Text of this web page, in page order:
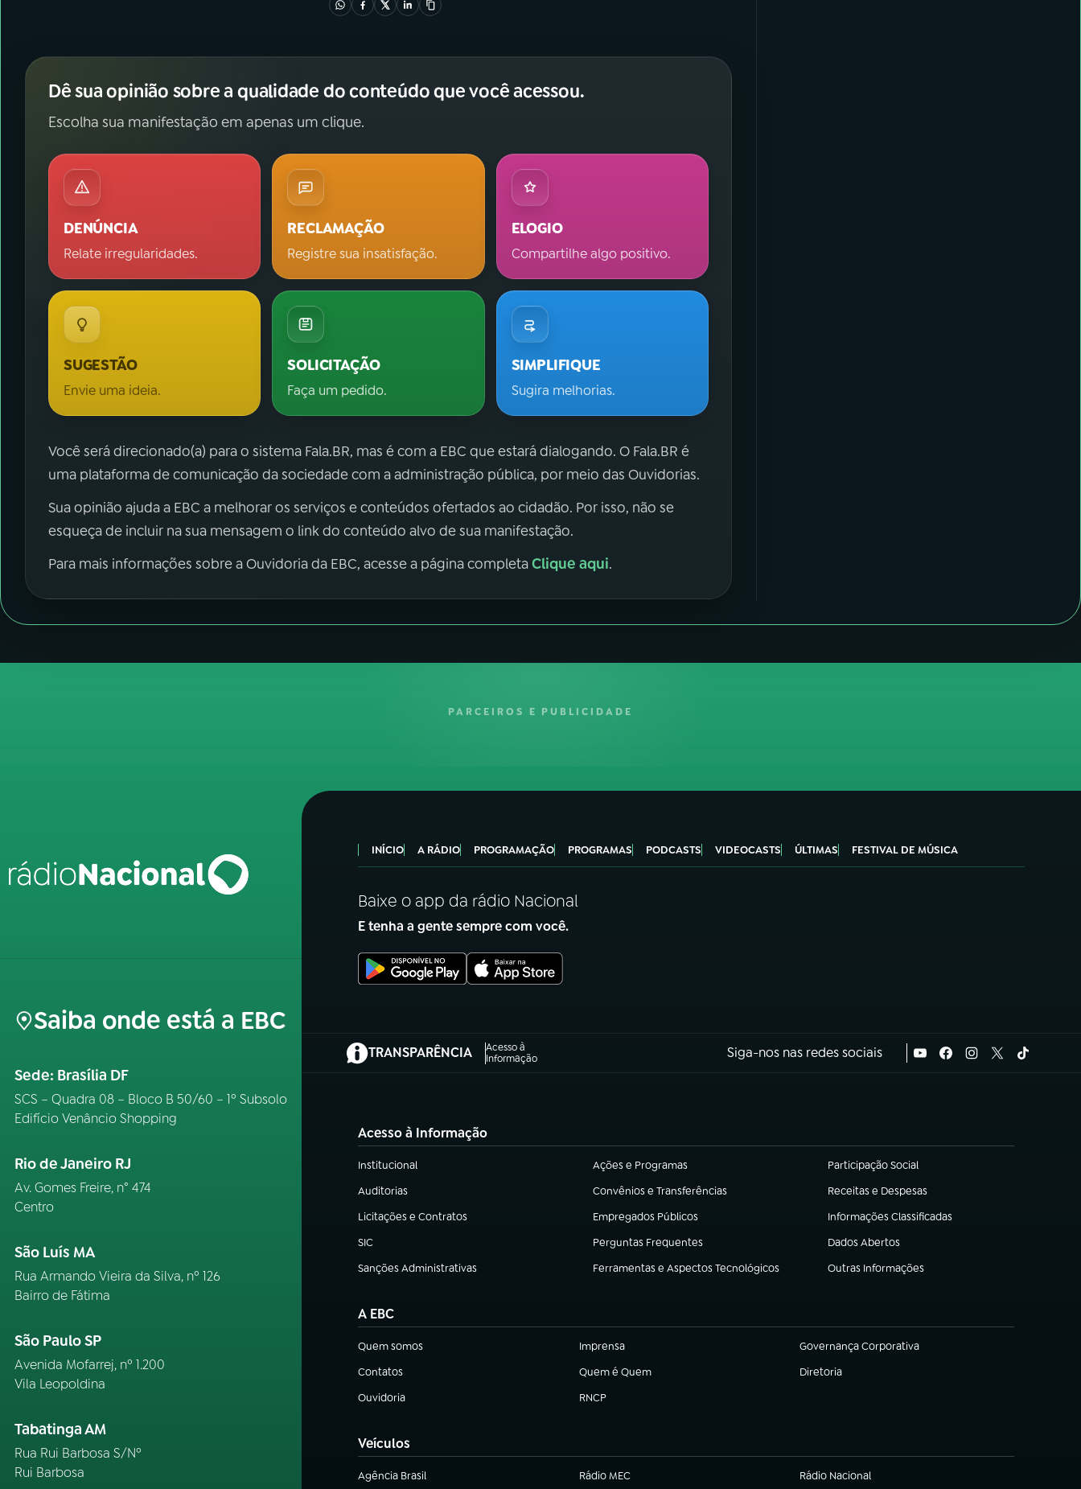
Dê sua opinião sobre a qualidade do conteúdo que você acessou.
Escolha sua manifestação em apenas um clique.
DENÚNCIA
Relate irregularidades.
RECLAMAÇÃO
Registre sua insatisfação.
ELOGIO
Compartilhe algo positivo.
SUGESTÃO
Envie uma ideia.
SOLICITAÇÃO
Faça um pedido.
SIMPLIFIQUE
Sugira melhorias.
Você será direcionado(a) para o sistema Fala.BR, mas é com a EBC que estará dialogando. O Fala.BR é
uma plataforma de comunicação da sociedade com a administração pública, por meio das Ouvidorias.
Sua opinião ajuda a EBC a melhorar os serviços e conteúdos ofertados ao cidadão. Por isso, não se
esqueça de incluir na sua mensagem o link do conteúdo alvo de sua manifestação.
Para mais informações sobre a Ouvidoria da EBC, acesse a página completaClique aqui.
PARCEIROS E PUBLICIDADE
Saiba onde está a EBC
Sede: Brasília DF
SCS – Quadra 08 – Bloco B 50/60 – 1º Subsolo
Edifício Venâncio Shopping
Rio de Janeiro RJ
Av. Gomes Freire, n° 474
Centro
São Luís MA
Rua Armando Vieira da Silva, nº 126
Bairro de Fátima
São Paulo SP
Avenida Mofarrej, nº 1.200
Vila Leopoldina
Tabatinga AM
Rua Rui Barbosa S/Nº
Rui Barbosa
INÍCIO A RÁDIO PROGRAMAÇÃO PROGRAMAS PODCASTS VIDEOCASTS ÚLTIMAS FESTIVAL DE MÚSICA
Baixe o app da rádio Nacional
E tenha a gente sempre com você.
TRANSPARÊNCIA
Acesso à
Informação
(abre em nova aba) Siga-nos nas redes sociais
Acesso à Informação
Institucional
(abre em nova aba) Ações e Programas
(abre em nova aba) Participação Social
(abre em nova aba)
Auditorias
(abre em nova aba) Convênios e Transferências
(abre em nova aba) Receitas e Despesas
(abre em nova aba)
Licitações e Contratos
(abre em nova aba) Empregados Públicos
(abre em nova aba) Informações Classificadas
(abre em nova aba)
SIC
(abre em nova aba) Perguntas Frequentes
(abre em nova aba) Dados Abertos
(abre em nova aba)
Sanções Administrativas
(abre em nova aba) Ferramentas e Aspectos Tecnológicos
(abre em nova aba) Outras Informações
(abre em nova aba)
A EBC
Quem somos
(abre em nova aba) Imprensa
(abre em nova aba) Governança Corporativa
(abre em nova aba)
Contatos
(abre em nova aba) Quem é Quem
(abre em nova aba) Diretoria
(abre em nova aba)
Ouvidoria
(abre em nova aba) RNCP
(abre em nova aba)
Veículos
Agência Brasil
(abre em nova aba) Rádio MEC
(abre em nova aba) Rádio Nacional